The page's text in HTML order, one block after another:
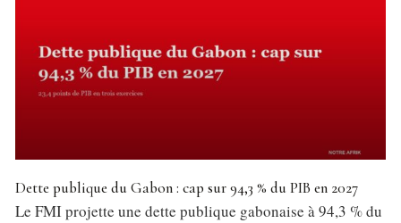
Dette publique du Gabon : cap sur 94,3 % du PIB en 2027
Le FMI projette une dette publique gabonaise à 94,3 % du